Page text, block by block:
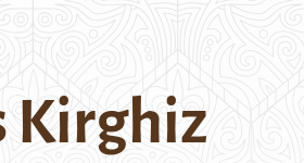
Kirghiz